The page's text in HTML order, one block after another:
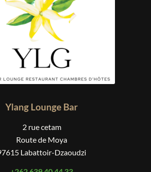
Ylang Lounge Bar
2 rue cetam
Route de Moya
Labattoir-Dzaoudzi